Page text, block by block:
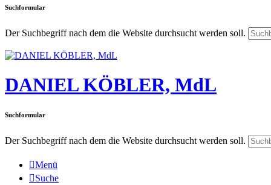
Suchformular
Der Suchbegriff nach dem die Website durchsucht werden soll.
DANIEL KÖBLER, MdL
Suchformular
Der Suchbegriff nach dem die Website durchsucht werden soll.
Menü
Suche